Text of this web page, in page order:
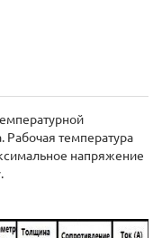
Рабочая температура
напряжение